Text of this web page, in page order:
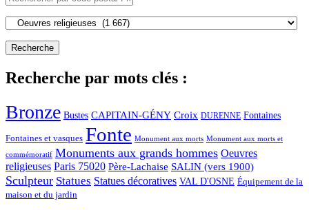
Recherche par mots clés :
Bronze Bustes CAPITAIN-GÉNY Croix DURENNE Fontaines
Fontaines et vasques Fonte Monument aux morts Monument aux morts et
commémoratif Monuments aux grands hommes Oeuvres
religieuses Paris 75020 Père-Lachaise SALIN (vers 1900)
Sculpteur Statues Statues décoratives VAL D'OSNE Équipement de la
maison et du jardin